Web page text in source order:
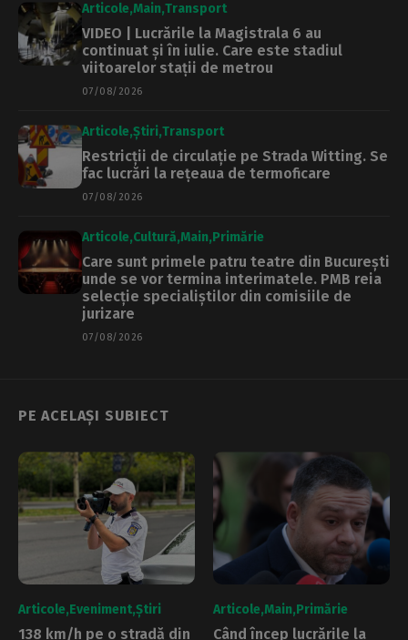
Articole Main Transport
VIDEO | Lucrările la Magistrala 6 au
continuat și în iulie. Care este stadiul
viitoarelor stații de metrou
07/08/2026
Articole Știri Transport
Restricții de circulație pe Strada Witting. Se
fac lucrări la rețeaua de termoficare
07/08/2026
Articole Cultură Main Primărie
Care sunt primele patru teatre din București
unde se vor termina interimatele. PMB reia
selecție specialiștilor din comisiile de
jurizare
07/08/2026
PE ACELAȘI SUBIECT
Articole Eveniment Știri
138 km/h pe o stradă din
Articole Main Primărie
Când încep lucrările la